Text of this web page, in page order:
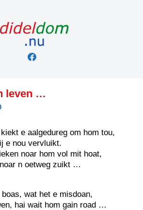
leven …
e aalgedureg om hom tou,
e nou vervluikt.
noar hom vol mit hoat,
n oetweg zuikt …
wat het e misdoan,
hai wait hom gain road …